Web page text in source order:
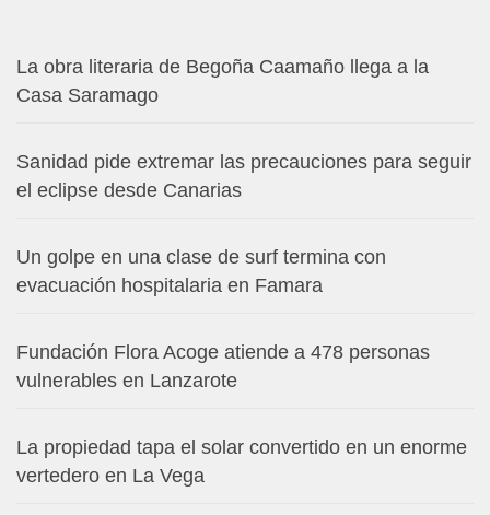
La obra literaria de Begoña Caamaño llega a la
Casa Saramago
Sanidad pide extremar las precauciones para seguir
el eclipse desde Canarias
Un golpe en una clase de surf termina con
evacuación hospitalaria en Famara
Fundación Flora Acoge atiende a 478 personas
vulnerables en Lanzarote
La propiedad tapa el solar convertido en un enorme
vertedero en La Vega